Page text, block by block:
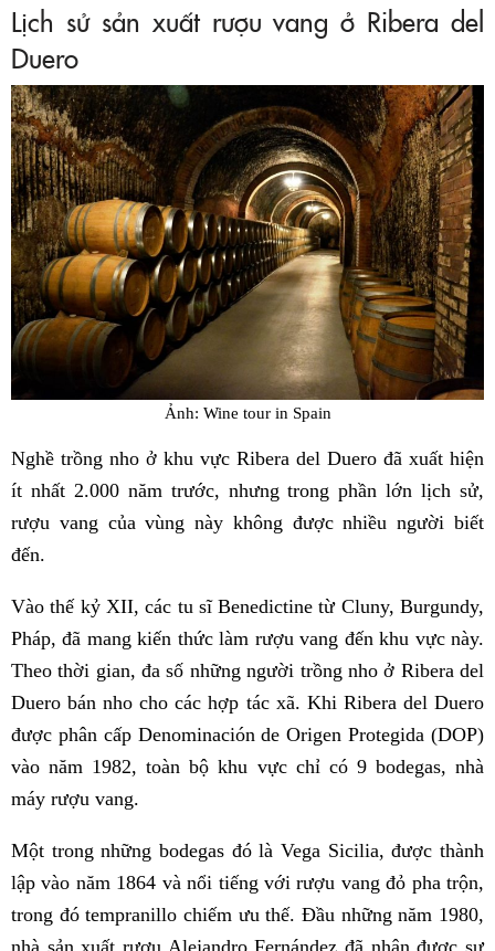
Lịch sử sản xuất rượu vang ở Ribera del
Duero
Ảnh: Wine tour in Spain
Nghề trồng nho ở khu vực Ribera del Duero đã xuất hiện
ít nhất 2.000 năm trước, nhưng trong phần lớn lịch sử,
rượu vang của vùng này không được nhiều người biết
đến.
Vào thế kỷ XII, các tu sĩ Benedictine từ Cluny, Burgundy,
Pháp, đã mang kiến thức làm rượu vang đến khu vực này.
Theo thời gian, đa số những người trồng nho ở Ribera del
Duero bán nho cho các hợp tác xã. Khi Ribera del Duero
được phân cấp Denominación de Origen Protegida (DOP)
vào năm 1982, toàn bộ khu vực chỉ có 9 bodegas, nhà
máy rượu vang.
Một trong những bodegas đó là Vega Sicilia, được thành
lập vào năm 1864 và nổi tiếng với rượu vang đỏ pha trộn,
trong đó tempranillo chiếm ưu thế. Đầu những năm 1980,